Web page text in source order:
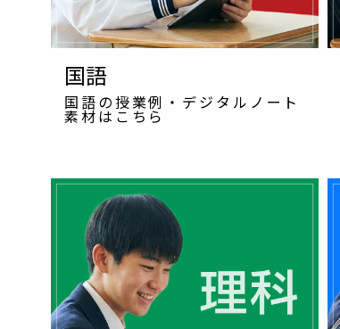
国語
国語の授業例・デジタルノート
素材はこちら